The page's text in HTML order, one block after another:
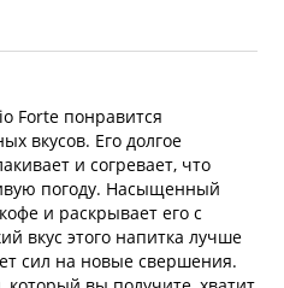
аромат подчеркивает вкус
стороны. Яркий вкус
по утрам и дает сил на
и энергии, который вы